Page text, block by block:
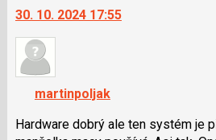
další
nový
názor.
navigaci
lze
použít
30. 10. 2024 17:55
martinpoljak
Hardware dobrý ale ten systém je